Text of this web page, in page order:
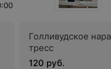
Голливудское
тресс
120 руб.